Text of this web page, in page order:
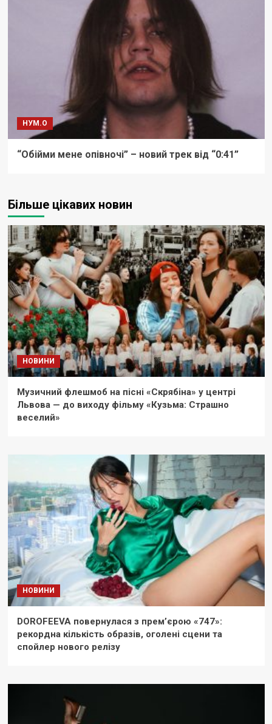
НУМ.О
“Обійми мене опівночі” – новий трек від “0:41”
Більше цікавих новин
НОВИНИ
Музичний флешмоб на пісні «Скрябіна» у центрі
Львова — до виходу фільму «Кузьма: Страшно
веселий»
НОВИНИ
DOROFEEVA повернулася з прем’єрою «747»:
рекордна кількість образів, оголені сцени та
спойлер нового релізу